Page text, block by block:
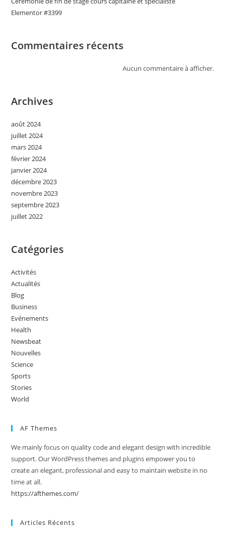
Elementor #3399
Commentaires récents
Aucun commentaire à afficher.
Archives
août 2024
juillet 2024
mars 2024
février 2024
janvier 2024
décembre 2023
novembre 2023
septembre 2023
juillet 2022
Catégories
Activités
Actualités
Blog
Business
Evénements
Health
Newsbeat
Nouvelles
Science
Sports
Stories
World
AF Themes
We mainly focus on quality code and elegant design with incredible
support. Our WordPress themes and plugins empower you to
create an elegant, professional and easy to maintain website in no
time at all.
https://afthemes.com/
Articles Récents